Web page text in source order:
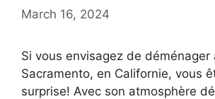
March 16, 2024
Si vous envisagez de déménager
Sacramento, en Californie, vous
surprise! Avec son atmosphère